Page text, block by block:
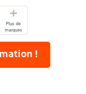
+
Plus de
marques
!